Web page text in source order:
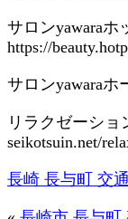
サロンyawaraホ
https://
サロンyawaraホ
リラクゼーショ
seikotsuin.net/
長崎 長与町 交